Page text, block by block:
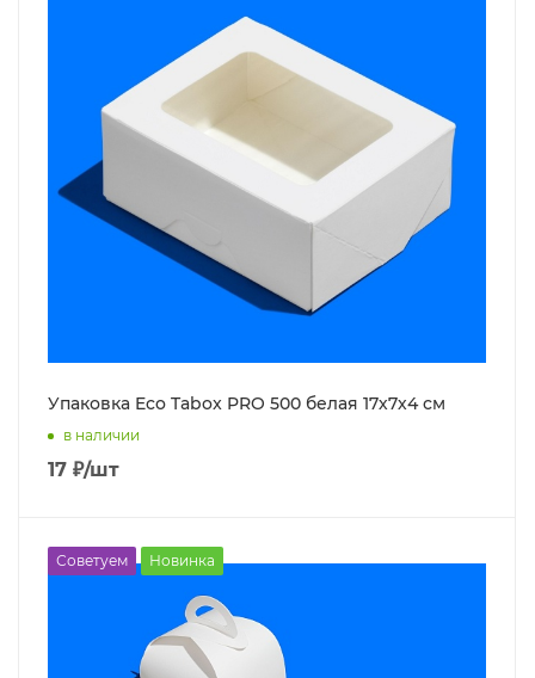
Упаковка Eco Tabox PRO 500 белая 17х7х4 см
в наличии
17 ₽/шт
Советуем Новинка